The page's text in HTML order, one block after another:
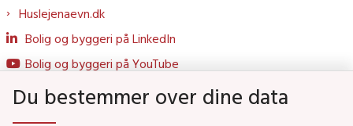
Huslejenaevn.dk
Bolig og byggeri på LinkedIn
Bolig og byggeri på YouTube
Du bestemmer over dine data